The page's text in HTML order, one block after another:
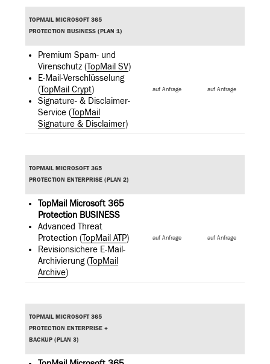
TOPMAIL MICROSOFT 365
PROTECTION BUSINESS (PLAN 1)
Premium Spam- und
Virenschutz (TopMail SV)
E-Mail-Verschlüsselung
(TopMail Crypt)
Signature- & Disclaimer-
Service (TopMail
Signature & Disclaimer)
auf Anfrage auf Anfrage
TOPMAIL MICROSOFT 365
PROTECTION ENTERPRISE (PLAN 2)
TopMail Microsoft 365
Protection BUSINESS
Advanced Threat
Protection (TopMail ATP)
Revisionsichere E-Mail-
Archivierung (TopMail
Archive)
auf Anfrage auf Anfrage
TOPMAIL MICROSOFT 365
PROTECTION ENTERPRISE +
BACKUP (PLAN 3)